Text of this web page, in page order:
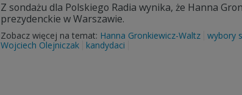
Z sondażu dla Polskiego Radia wynika, że Hanna
prezydenckie w Warszawie.
Zobacz więcej na temat: Hanna Gronkiewicz-Waltz wybory
Wojciech Olejniczak
kandydaci